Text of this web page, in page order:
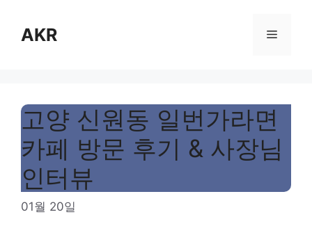
content
AKR Menu
고양 신원동 일번가라면
카페 방문 후기 & 사장님
인터뷰
01월 20일